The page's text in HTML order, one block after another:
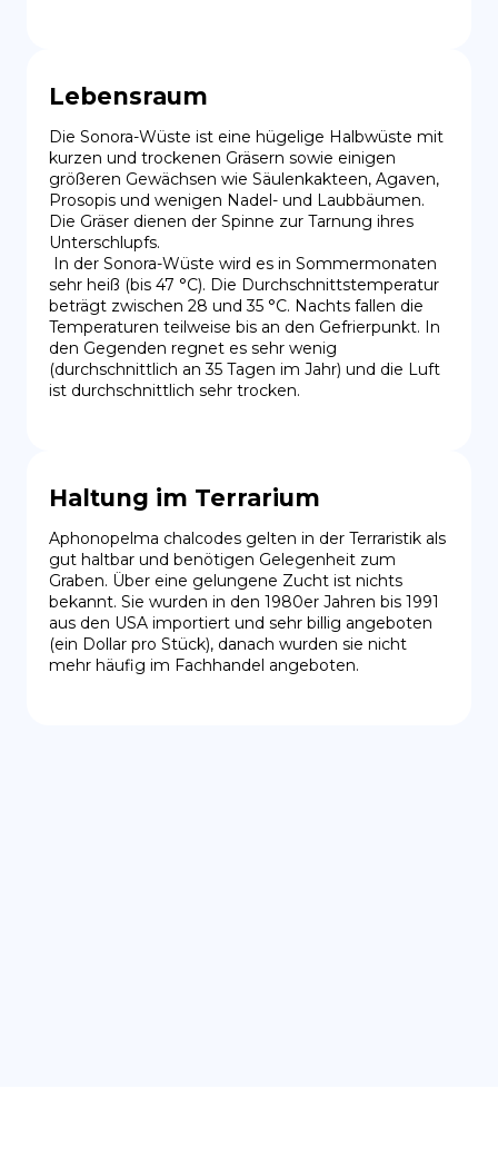
Lebensraum
Die Sonora-Wüste ist eine hügelige Halbwüste mit
kurzen und trockenen Gräsern sowie einigen
größeren Gewächsen wie Säulenkakteen, Agaven,
Prosopis und wenigen Nadel- und Laubbäumen.
Die Gräser dienen der Spinne zur Tarnung ihres
Unterschlupfs.
sehr heiß (bis 47 °C). Die Durchschnittstemperatur
beträgt zwischen 28 und 35 °C. Nachts fallen die
Temperaturen teilweise bis an den Gefrierpunkt. In
den Gegenden regnet es sehr wenig
(durchschnittlich an 35 Tagen im Jahr) und die Luft
ist durchschnittlich sehr trocken.
Haltung im Terrarium
Aphonopelma chalcodes gelten in der Terraristik als
gut haltbar und benötigen Gelegenheit zum
Graben. Über eine gelungene Zucht ist nichts
bekannt. Sie wurden in den 1980er Jahren bis 1991
aus den USA importiert und sehr billig angeboten
(ein Dollar pro Stück), danach wurden sie nicht
mehr häufig im Fachhandel angeboten.